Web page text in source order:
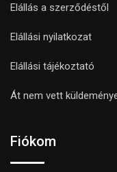
Elállás a szerződéstől
Elállási nyilatkozat
Elállási tájékoztató
Át nem vett
Fiókom